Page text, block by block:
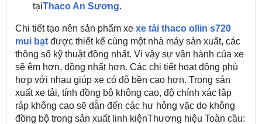
tạiThaco An Sương.
Chi tiết tạo nên sản phẩm xe xe tải thaco ollin s720
mui bạt được thiết kế cùng một nhà máy sản xuất, các
thông số kỹ thuật đồng nhất. Vì vậy sự vận hành của xe
sẽ êm hơn, đồng nhất hơn. Các chi tiết hoạt động phù
hợp với nhau giúp xe có độ bền cao hơn. Trong sản
xuất xe tải, tính đồng bộ không cao, độ chính xác lắp
ráp không cao sẽ dẫn đến các hư hỏng vặc do không
đồng bộ trong sản xuất linh kiệnThương hiệu Toàn cầu: